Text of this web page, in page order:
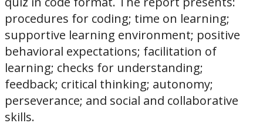
procedures for coding; time on learning;
supportive learning environment; positive
behavioral expectations; facilitation of
learning; checks for understanding;
feedback; critical thinking; autonomy;
perseverance; and social and collaborative
skills.